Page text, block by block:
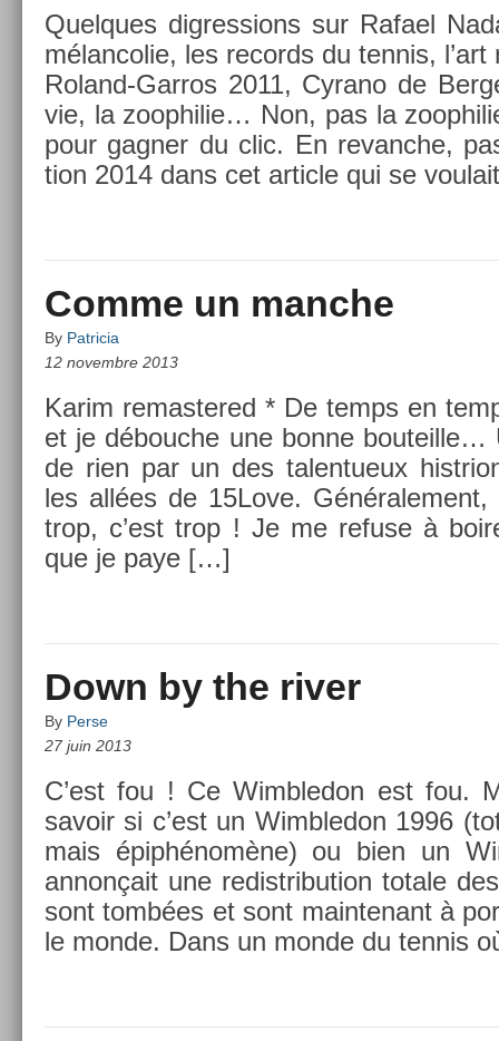
Quel­ques di­gress­ions sur Rafael
mélan­colie, les re­cords du ten­nis,
Roland-Garros 2011, Cyrano de
vie, la zoop­hilie… Non, pas la
pour gagn­er du clic. En re­vanche,
tion 2014 dans cet ar­ticle qui se
Comme un manche
By Patricia
12 novembre 2013
Karim re­mas­tered * De temps en
et je débouc­he une bonne bouteil­le…
de rien par un des talen­tueux
les allées de 15Love.
trop, c’est trop ! Je me re­fuse à
que je paye […]
Down by the river
By Perse
27 juin 2013
C’est fou ! Ce Wimbledon est fou.
savoir si c’est un Wimbledon 1996
mais épiphénomène) ou bien un
annonçait une re­distribu­tion totale
sont tombées et sont main­tenant à
le monde. Dans un monde du ten­nis